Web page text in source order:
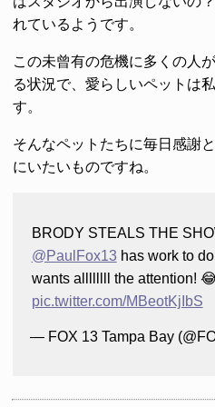
れているようです。
この未曾有の危機に多くの人
る状況で、愛らしいペットは
す。
そんなペットたちに毎日感謝
にいたいものですね。
BRODY STEALS THE
@PaulFox13 has work to
wants allllllll the attention!
pic.twitter.com/MBeotKjIbS
— FOX 13 Tampa Bay